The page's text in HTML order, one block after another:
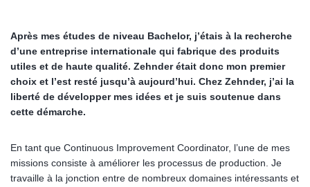
Après mes études de niveau Bachelor, j’étais à la recherche
d’une entreprise internationale qui fabrique des produits
utiles et de haute qualité. Zehnder était donc mon premier
choix et l’est resté jusqu’à aujourd’hui. Chez Zehnder, j’ai la
liberté de développer mes idées et je suis soutenue dans
cette démarche.
En tant que Continuous Improvement Coordinator, l’une de mes
missions consiste à améliorer les processus de production. Je
travaille à la jonction entre de nombreux domaines intéressants et